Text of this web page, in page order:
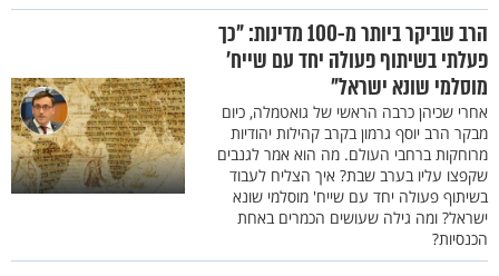
הרב שביקר ביותר מ-100 מדינות: "כך
פעלתי בשיתוף פעולה יחד עם שייח'
מוסלמי שונא ישראל"
אחרי שכיהן כרבה הראשי של גואטמלה, כיום
מבקר הרב יוסף גרמון בקרב קהילות יהודיות
מרוחקות ברחבי העולם. מה הוא אמר לגנבים
שקפצו עליו בערב שבת? איך הצליח לעבוד
בשיתוף פעולה יחד עם שייח' מוסלמי שונא
ישראל? ומה גילה שעושים הכמרים באחת
הכנסיות?